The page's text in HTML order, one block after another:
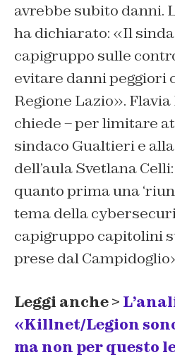
avrebbe subito danni.
ha dichiarato: «Il
capigruppo sulle
evitare danni peggiori
Regione Lazio».
chiede – per limitare
sindaco Gualtieri e
dell’aula Svetlana
quanto prima una
tema della
capigruppo capitolini
prese dal
Leggi anche >
«Killnet/Legion
ma non per questo